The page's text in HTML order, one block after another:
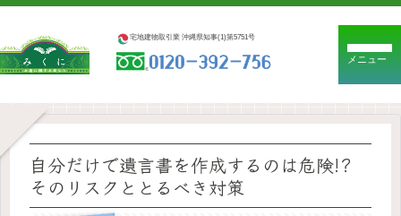
宅地建物取引業 沖縄県知事(1)第5751号
メニュー
自分だけで遺言書を作成するのは危険!?
そのリスクととるべき対策